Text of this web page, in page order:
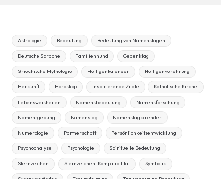
Astrologie Bedeutung Bedeutung von Namenstagen
Deutsche Sprache Familienhund Gedenktag
Griechische Mythologie Heiligenkalender Heiligenverehrung
Herkunft Horoskop Inspirierende Zitate Katholische Kirche
Lebensweisheiten Namensbedeutung Namensforschung
Namensgebung Namenstag Namenstagkalender
Numerologie Partnerschaft Persönlichkeitsentwicklung
Psychoanalyse Psychologie Spirituelle Bedeutung
Sternzeichen Sternzeichen-Kompatibilität Symbolik